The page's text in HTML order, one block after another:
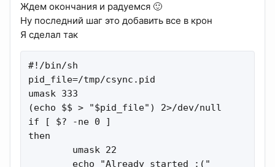
Ждем окончания и радуемся 🙂
Ну последний шаг это добавить все в крон
Я сделал так
#!/bin/sh
pid_file=/tmp/csync.pid
umask 333
(echo $$ > "$pid_file") 2>/dev/null
if [ $? -ne 0 ]
then
        umask 22
        echo "Already started :("